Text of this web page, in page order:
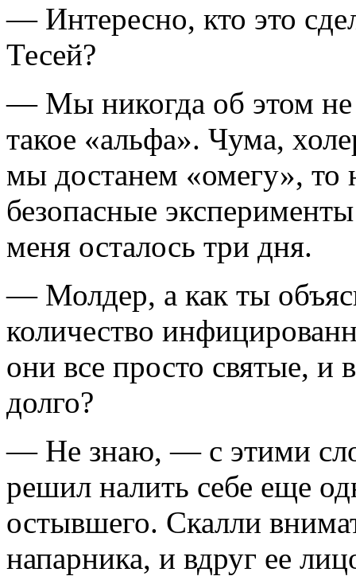
— Интересно, кто это
Тесей?
— Мы никогда об этом не
такое «альфа». Чума,
мы достанем «омегу», то
безопасные
меня осталось три дня.
— Молдер, а как ты
количество
они все просто святые, и
долго?
— Не знаю, — с этими
решил налить себе еще
остывшего. Скалли
напарника, и вдруг ее